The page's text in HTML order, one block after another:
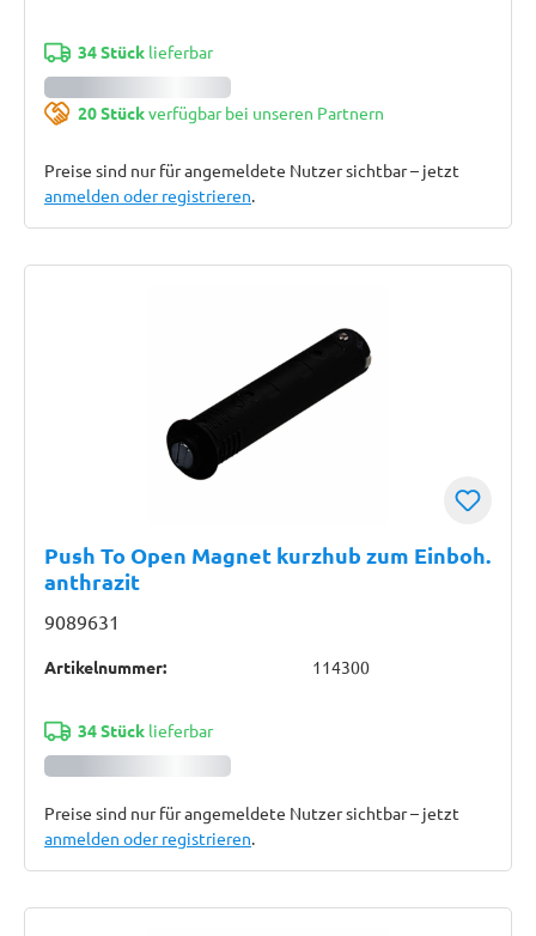
34 Stücklieferbar
20 Stückverfügbar bei unseren Partnern
Preise sind nur für angemeldete Nutzer sichtbar – jetzt
anmelden oder registrieren.
Push To Open Magnet kurzhub zum Einboh.
anthrazit
9089631
Artikelnummer: 114300
34 Stücklieferbar
Preise sind nur für angemeldete Nutzer sichtbar – jetzt
anmelden oder registrieren.